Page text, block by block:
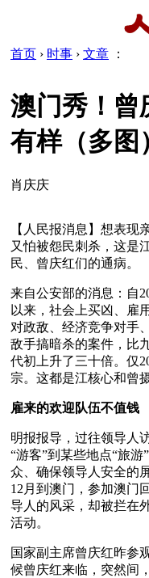
首页 › 时事 › 文章 ：
澳门秀！曾
有样（多图
肖庆庆
【人民报消息】想表现
又怕被怨民刺杀，这是
民、曾庆红们的通病。
来自公安部的消息：自
以来，社会上买凶、雇
对政敌、经济竞争对手
敌手搞暗杀的案件，比
代初上升了三十倍。仅
宗。这都是江核心和曾
雇来的欢迎队伍不值钱
明报报导，过往领导人
“游客”到某些地点“旅
众、确保领导人安全的
12月到澳门，参加澳门
导人的风采，却被拦在
活动。
国家副主席曾庆红昨参
候曾庆红来临，突然间